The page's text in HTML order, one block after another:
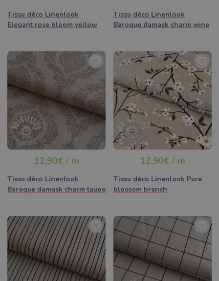
Tissu déco Linenlook
Elegant rose bloom yellow
Tissu déco Linenlook
Baroque damask charm wine
12,90€ / m
Tissu déco Linenlook
Baroque damask charm taupe
12,90€ / m
Tissu déco Linenlook Pure
blossom branch